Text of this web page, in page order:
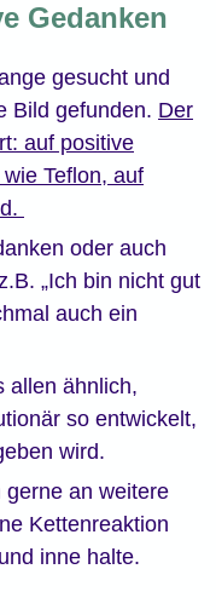
Gedanken
gesucht und
Bild gefunden. Der
auf positive
Teflon, auf
oder auch
„Ich bin nicht gut
auch ein
allen ähnlich,
so entwickelt,
wird.
an weitere
Kettenreaktion
inne halte.